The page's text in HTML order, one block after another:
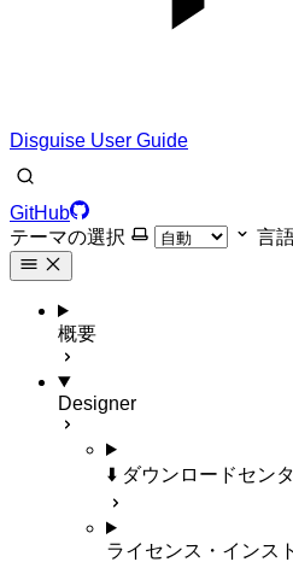
Disguise User Guide
GitHub
テーマの選択
言
概要
Designer
⬇️ ダウンロードセン
ライセンス・インス